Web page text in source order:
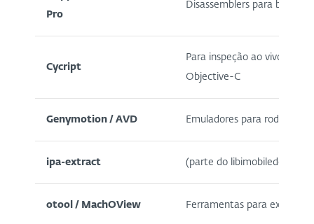
Pro
Disassemblers para
Cycript
Para inspeção ao vivo e
Objective-C
Genymotion / AVD Emuladores para rodar e
ipa-extract (parte do libimobiledevice)
otool / MachOView Ferramentas para